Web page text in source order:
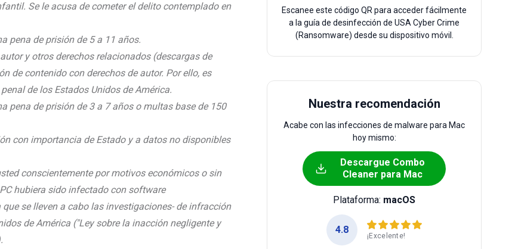
Se le acusa de cometer el delito contemplado en
pena de prisión de 5 a 11 años.
y otros derechos relacionados (descargas de
de contenido con derechos de autor. Por ello, es
de los Estados Unidos de América.
pena de prisión de 3 a 7 años o multas base de 150
con importancia de Estado y a datos no disponibles
conscientemente por motivos económicos o sin
hubiera sido infectado con software
se lleven a cabo las investigaciones- de infracción
de América ("Ley sobre la inacción negligente y
Escanee este código QR para acceder fácilmente
a la guía de desinfección de USA Cyber Crime
(Ransomware) desde su dispositivo móvil.
Nuestra recomendación
Acabe con las infecciones de malware para Mac
hoy mismo:
Descargue Combo
Cleaner para Mac
Plataforma: macOS
4.8
¡Excelente!